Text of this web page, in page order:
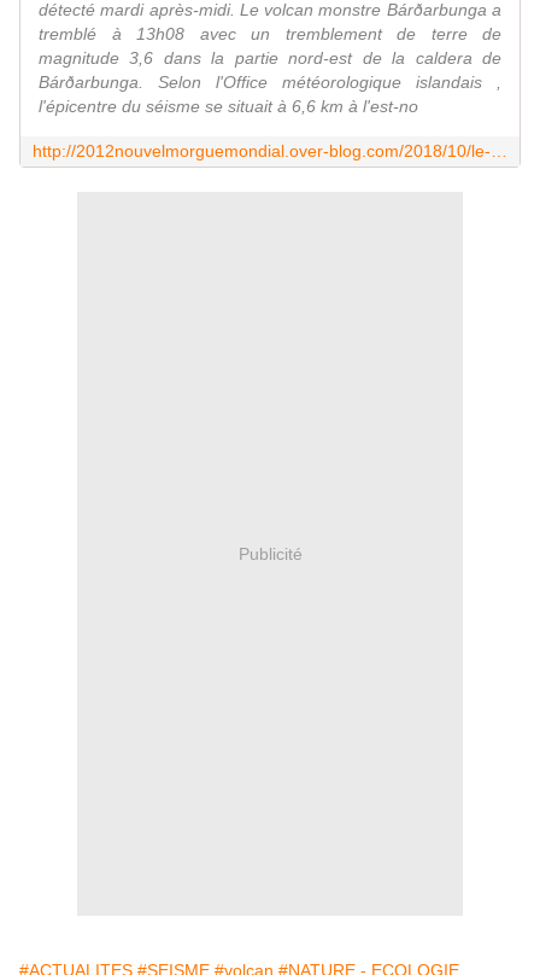
détecté mardi après-midi. Le volcan monstre Bárðarbunga a
tremblé à 13h08 avec un tremblement de terre de
magnitude 3,6 dans la partie nord-est de la caldera de
Bárðarbunga. Selon l'Office météorologique islandais ,
l'épicentre du séisme se situait à 6,6 km à l'est-no
Publicité
#ACTUALITES #SEISME #volcan #NATURE - ECOLOGIE